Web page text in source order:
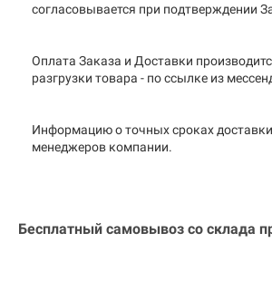
согласовывается при подтверждении
Оплата Заказа и Доставки
разгрузки товара - по ссылке из
Информацию о точных сроках доставки
менеджеров компании.
Бесплатный самовывоз со склада